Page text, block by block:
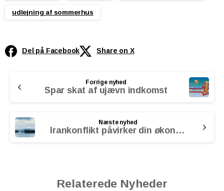
udlejning af sommerhus
Del på Facebook Share on X
Reading
Forrige nyhed
Spar skat af ujævn indkomst
Næste nyhed
Irankonflikt påvirker din økonomi
Relaterede Nyheder